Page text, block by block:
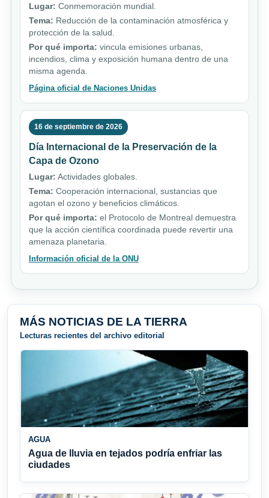
Lugar: Conmemoración mundial.
Tema: Reducción de la contaminación atmosférica y
protección de la salud.
Por qué importa: vincula emisiones urbanas,
incendios, clima y exposición humana dentro de una
misma agenda.
Página oficial de Naciones Unidas
16 de septiembre de 2026
Día Internacional de la Preservación de la
Capa de Ozono
Lugar: Actividades globales.
Tema: Cooperación internacional, sustancias que
agotan el ozono y beneficios climáticos.
Por qué importa: el Protocolo de Montreal demuestra
que la acción científica coordinada puede revertir una
amenaza planetaria.
Información oficial de la ONU
MÁS NOTICIAS DE LA TIERRA
Lecturas recientes del archivo editorial
AGUA
Agua de lluvia en tejados podría enfriar las
ciudades